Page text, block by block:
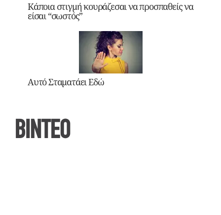
Κάποια στιγμή κουράζεσαι να προσπαθείς να
είσαι “σωστός”
Αυτό Σταματάει Εδώ
ΒΙΝΤΕΟ